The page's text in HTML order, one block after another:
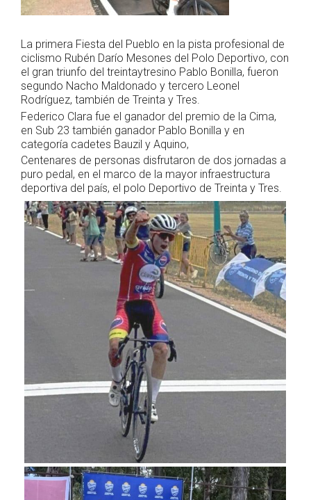
La primera Fiesta del Pueblo en la pista profesional de
ciclismo Rubén Darío Mesones del Polo Deportivo, con
el gran triunfo del treintaytresino Pablo Bonilla, fueron
segundo Nacho Maldonado y tercero Leonel
Rodríguez, también de Treinta y Tres.
Federico Clara fue el ganador del premio de la Cima,
en Sub 23 también ganador Pablo Bonilla y en
categoría cadetes Bauzil y Aquino,
Centenares de personas disfrutaron de dos jornadas a
puro pedal, en el marco de la mayor infraestructura
deportiva del país, el polo Deportivo de Treinta y Tres.